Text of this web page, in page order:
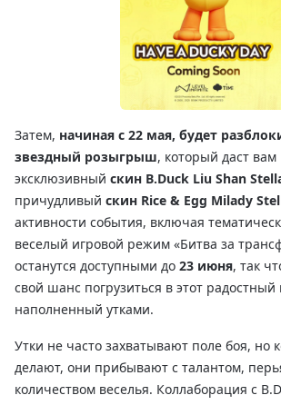
Затем, начиная с 22 мая, будет
звездный розыгрыш, который даст
эксклюзивный скин B.Duck Liu Shan
причудливый скин Rice & Egg Milady
активности события, включая
веселый игровой режим «Битва за
останутся доступными до 23 июня, так
свой шанс погрузиться в этот радостный
наполненный утками.
Утки не часто захватывают поле боя, но
делают, они прибывают с талантом,
количеством веселья. Коллаборация с